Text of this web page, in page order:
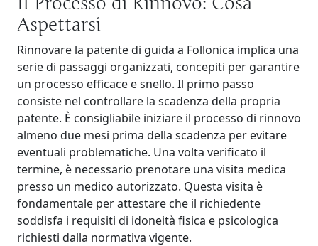
Aspettarsi
Rinnovare la patente di guida a Follonica implica una
serie di passaggi organizzati, concepiti per garantire
un processo efficace e snello. Il primo passo
consiste nel controllare la scadenza della propria
patente. È consigliabile iniziare il processo di rinnovo
almeno due mesi prima della scadenza per evitare
eventuali problematiche. Una volta verificato il
termine, è necessario prenotare una visita medica
presso un medico autorizzato. Questa visita è
fondamentale per attestare che il richiedente
soddisfa i requisiti di idoneità fisica e psicologica
richiesti dalla normativa vigente.